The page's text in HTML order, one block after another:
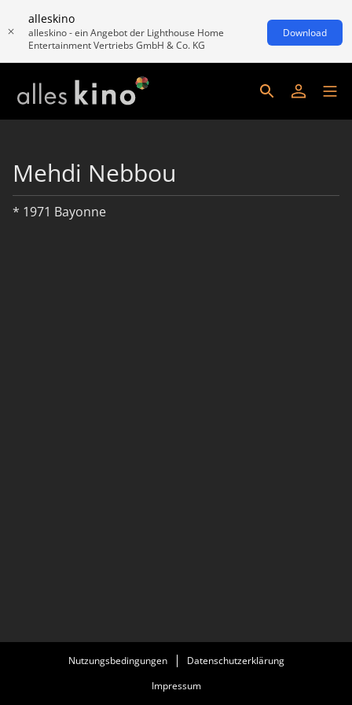
alleskino
alleskino - ein Angebot der Lighthouse Home
Entertainment Vertriebs GmbH & Co. KG
Download
Mehdi Nebbou
* 1971 Bayonne
Nutzungsbedingungen
Datenschutzerklärung
Impressum